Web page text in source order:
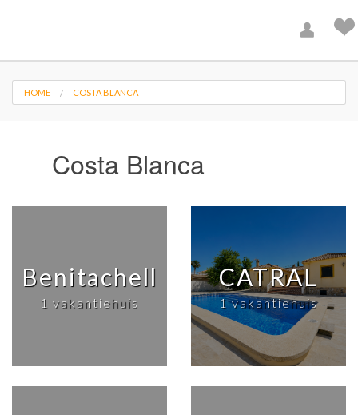
HOME COSTA BLANCA
Costa Blanca
Benitachell
1 vakantiehuis
CATRAL
1 vakantiehuis